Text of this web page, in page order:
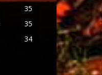
35
35
34